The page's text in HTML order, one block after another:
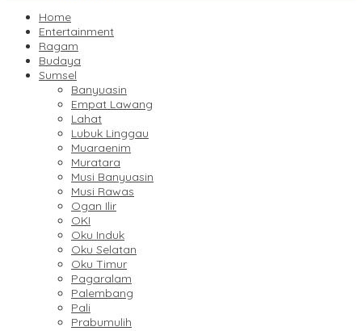
Home
Entertainment
Ragam
Budaya
Sumsel
Banyuasin
Empat Lawang
Lahat
Lubuk Linggau
Muaraenim
Muratara
Musi Banyuasin
Musi Rawas
Ogan Ilir
OKI
Oku Induk
Oku Selatan
Oku Timur
Pagaralam
Palembang
Pali
Prabumulih